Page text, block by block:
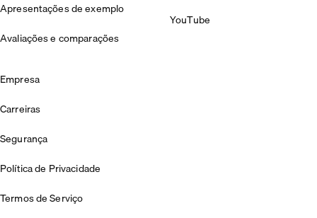
Apresentações de exemplo
Avaliações e comparações
YouTube
Empresa
Carreiras
Segurança
Política de Privacidade
Termos de Serviço